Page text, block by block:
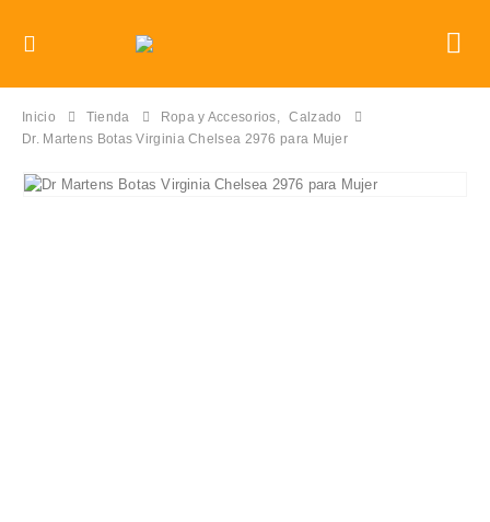
Inicio Tienda Ropa y Accesorios, Calzado
Dr. Martens Botas Virginia Chelsea 2976 para Mujer